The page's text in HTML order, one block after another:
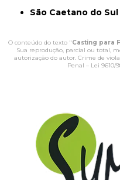
São Caetano do Sul
O conteúdo do texto "Casting para
Sua reprodução, parcial ou total,
autorização do autor. Crime de
Penal – Lei 9610/